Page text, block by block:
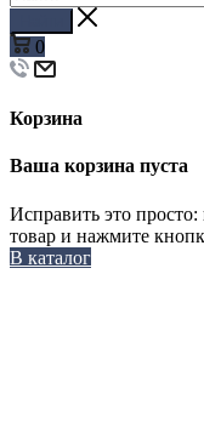
0
Корзина
Ваша корзина пуста
Исправить это
товар и нажмите
В каталог